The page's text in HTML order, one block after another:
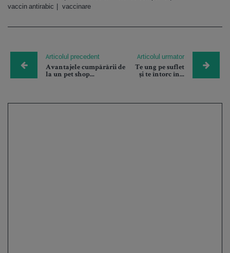
vaccin antirabic
vaccinare
Articolul precedent
Avantajele cumpărării de
la un pet shop...
Articolul urmator
Te ung pe suflet
și te întorc în...